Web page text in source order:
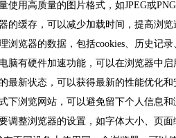
使用高质量的图片格式，如JPEG或
的缓存，可以减少加载时间，提高浏览
浏览器的数据，包括cookies、历史记
脑有硬件加速功能，可以在浏览器中启
最新状态，可以获得最新的性能优化和
下浏览网站，可以避免留下个人信息和
调整浏览器的设置，如字体大小、页面